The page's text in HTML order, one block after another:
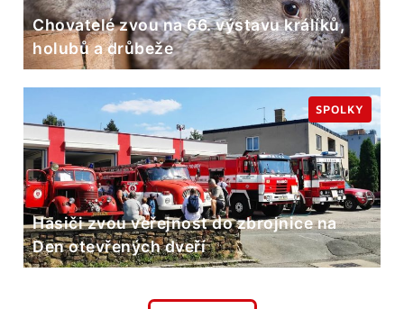
Chovatelé zvou na 66. výstavu králíků,
holubů a drůbeže
Hasiči zvou veřejnost do zbrojnice na
Den otevřených dveří
SPOLKY